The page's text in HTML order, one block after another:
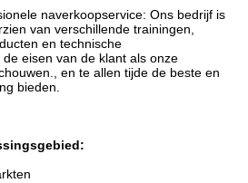
naverkoopservice: Ons bedrijf is
van verschillende trainingen,
en technische
eisen van de klant als onze
en te allen tijde de beste en
bieden.